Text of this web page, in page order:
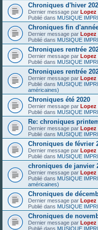
Chroniques d'hiver
Dernier message par Lopez
Publié dans MUSIQUE
Chroniques fin
Dernier message par Lopez
Publié dans MUSIQUE
Chroniques rentrée
Dernier message par Lopez
Publié dans MUSIQUE
Chroniques rentrée
Dernier message par Lopez
Publié dans MUSIQUE
américaines)
Chroniques été 2020
Dernier message par Lopez
Publié dans MUSIQUE
Re: chroniques
Dernier message par Lopez
Publié dans MUSIQUE
Chroniques de février
Dernier message par Lopez
Publié dans MUSIQUE
chroniques de janvier
Dernier message par Lopez
Publié dans MUSIQUE
américaines)
Chroniques de
Dernier message par Lopez
Publié dans MUSIQUE
Chroniques de
Dernier message par Lopez
Publié dans MUSIQUE